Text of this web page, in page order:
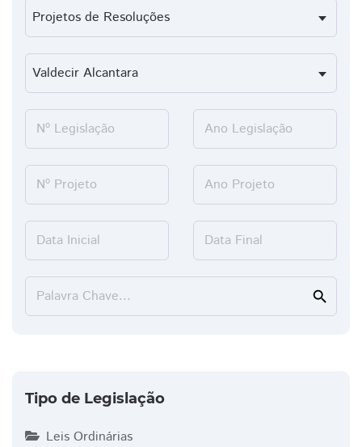
Nº Legislação Ano Legislação
Nº Projeto Ano Projeto
Data Inicial Data Final
Palavra Chave... search
Tipo de Legislação
Leis Ordinárias